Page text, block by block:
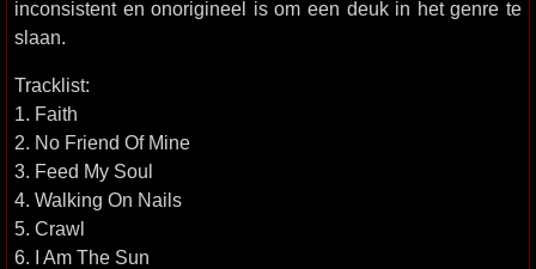
inconsistent en onorigineel is om een deuk in het genre te
slaan.
Tracklist:
1. Faith
2. No Friend Of Mine
3. Feed My Soul
4. Walking On Nails
5. Crawl
6. I Am The Sun